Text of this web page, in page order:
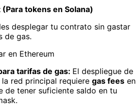
tokens en Solana)
desplegar tu contrato sin gastar
de gas.
en Ethereum
tarifas de gas: El despliegue de
red principal requiere gas fees en
de tener suficiente saldo en tu